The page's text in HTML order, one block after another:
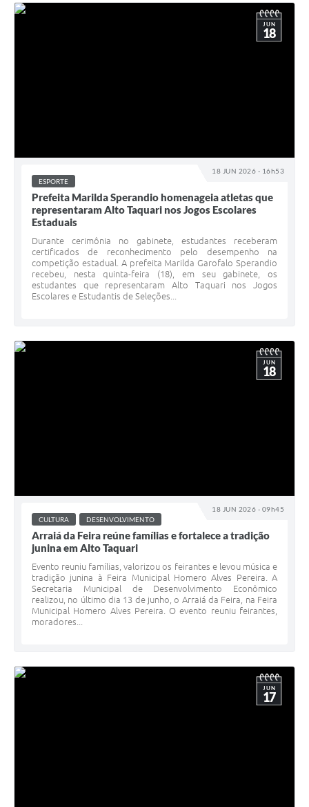
18 JUN 2026 - 16h53
JUN
18
ESPORTE
Prefeita Marilda Sperandio homenageia atletas que
representaram Alto Taquari nos Jogos Escolares
Estaduais
Durante cerimônia no gabinete, estudantes receberam
certificados de reconhecimento pelo desempenho na
competição estadual. A prefeita Marilda Garofalo Sperandio
recebeu, nesta quinta-feira (18), em seu gabinete, os
estudantes que representaram Alto Taquari nos Jogos
Escolares e Estudantis de Seleções...
18 JUN 2026 - 09h45
JUN
18
CULTURA DESENVOLVIMENTO
Arraiá da Feira reúne famílias e fortalece a tradição
junina em Alto Taquari
Evento reuniu famílias, valorizou os feirantes e levou música e
tradição junina à Feira Municipal Homero Alves Pereira. A
Secretaria Municipal de Desenvolvimento Econômico
realizou, no último dia 13 de junho, o Arraiá da Feira, na Feira
Municipal Homero Alves Pereira. O evento reuniu feirantes,
moradores...
JUN
17